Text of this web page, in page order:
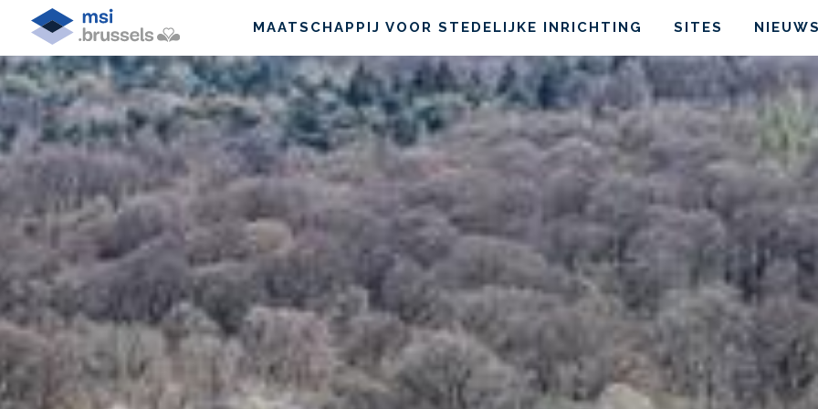
MAATSCHAPPIJ VOOR STEDELIJKE INRICHTING SITES